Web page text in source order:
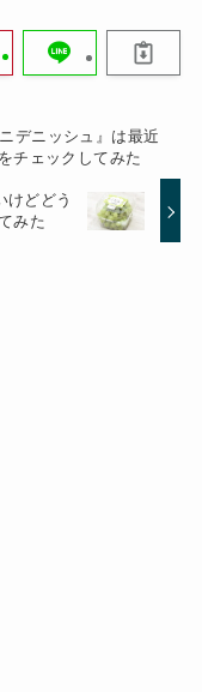
デニッシュ』は最近
チェックしてみた
けどどう
みた